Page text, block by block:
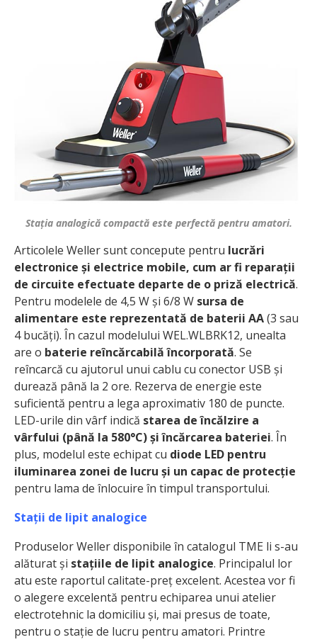
Stația analogică compactă este perfectă pentru amatori.
Articolele Weller sunt concepute pentru lucrări
electronice și electrice mobile, cum ar fi reparații
de circuite efectuate departe de o priză electrică.
Pentru modelele de 4,5 W și 6/8 W sursa de
alimentare este reprezentată de baterii AA(3 sau
4 bucăți). În cazul modelului WEL.WLBRK12, unealta
are o baterie reîncărcabilă încorporată. Se
reîncarcă cu ajutorul unui cablu cu conector USB și
durează până la 2 ore. Rezerva de energie este
suficientă pentru a lega aproximativ 180 de puncte.
LED-urile din vârf indică starea de încălzire a
vârfului (până la 580°C) și încărcarea bateriei. În
plus, modelul este echipat cu diode LED pentru
iluminarea zonei de lucru și un capac de protecție
pentru lama de înlocuire în timpul transportului.
Stații de lipit analogice
Produselor Weller disponibile în catalogul TME li s-au
alăturat și stațiile de lipit analogice. Principalul lor
atu este raportul calitate-preț excelent. Acestea vor fi
o alegere excelentă pentru echiparea unui atelier
electrotehnic la domiciliu și, mai presus de toate,
pentru o stație de lucru pentru amatori. Printre